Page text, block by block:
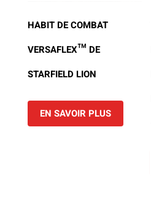
HABIT DE COMBAT
VERSAFLEX™ DE
STARFIELD LION
EN SAVOIR PLUS